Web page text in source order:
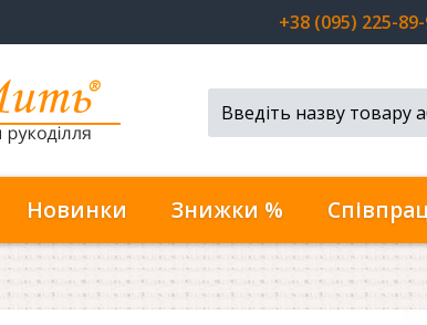
+38 (095) 225-
Новинки Знижки %